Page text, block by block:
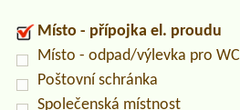
Místo - přípojka el. proudu
Místo - odpad/výlevka pro WC
Poštovní schránka
Společenská místnost